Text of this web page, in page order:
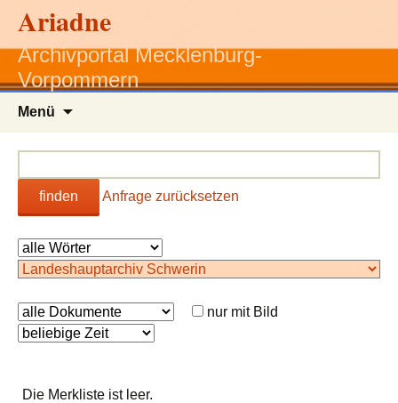
Ariadne
Archivportal Mecklenburg-
Vorpommern
Menü
finden Anfrage zurücksetzen
nur mit Bild
Die Merkliste ist leer.